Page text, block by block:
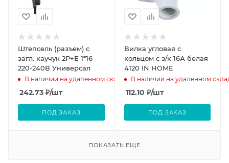
Штепсель (разъем) с
загл. каучук 2Р+Е 1*16
220-240В Универсал
В наличии на удаленном складе
242.73 ₽/шт
ПОД ЗАКАЗ
Вилка угловая с
кольцом с з/к 16А белая
4120 IN HOME
В наличии на удаленном
112.10 ₽/шт
ПОД ЗАКАЗ
ПОКАЗАТЬ ЕЩЕ